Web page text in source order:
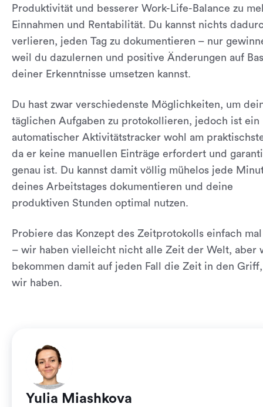
Produktivität und besserer Work-Life-Balance zu
Einnahmen und Rentabilität. Du kannst nichts
verlieren, jeden Tag zu dokumentieren – nur
weil du dazulernen und positive Änderungen auf
deiner Erkenntnisse umsetzen kannst.
Du hast zwar verschiedenste Möglichkeiten, um
täglichen Aufgaben zu protokollieren, jedoch ist ein
automatischer Aktivitätstracker wohl am
da er keine manuellen Einträge erfordert und
genau ist. Du kannst damit völlig mühelos jede
deines Arbeitstages dokumentieren und deine
produktiven Stunden optimal nutzen.
Probiere das Konzept des Zeitprotokolls einfach mal
– wir haben vielleicht nicht alle Zeit der Welt, aber
bekommen damit auf jeden Fall die Zeit in den
wir haben.
Yulia Miashkova